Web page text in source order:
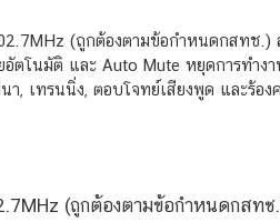
(ถูกต้องตามข้อกำหนดกสทช.)
โนมัติ และ Auto Mute หยุดการทำง
เทรนนิ่ง, ตอบโจทย์เสียงพูด และร้องค
(ถูกต้องตามข้อกำหนดกสทช